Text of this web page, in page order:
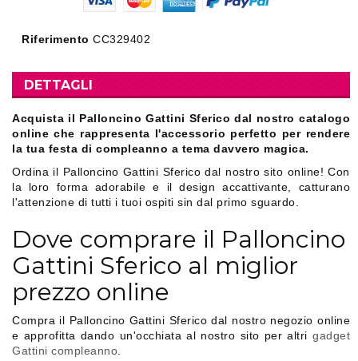
Riferimento CC329402
DETTAGLI
Acquista il Palloncino Gattini Sferico dal nostro catalogo
online che rappresenta l'accessorio perfetto per rendere
la tua festa di compleanno a tema davvero magica.
Ordina il Palloncino Gattini Sferico dal nostro sito online! Con
la loro forma adorabile e il design accattivante, catturano
l'attenzione di tutti i tuoi ospiti sin dal primo sguardo.
Dove comprare il Palloncino
Gattini Sferico al miglior
prezzo online
Compra il Palloncino Gattini Sferico dal nostro negozio online
e approfitta dando un'occhiata al nostro sito per altri gadget
Gattini compleanno.